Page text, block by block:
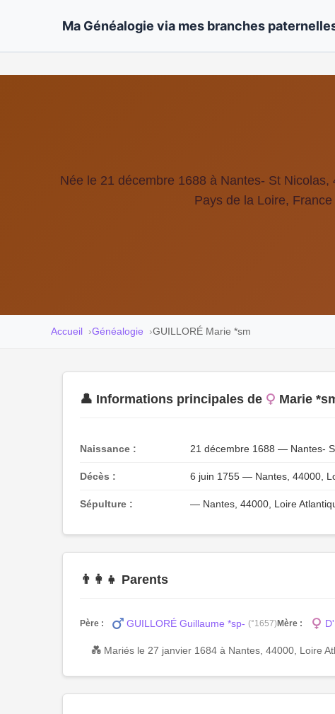
Ma Généalogie via mes branches
Née le 21 décembre 1688 à Nantes- St Nicolas,
Pays de la Loire, France
Accueil Généalogie GUILLORÉ Marie *sm
👤 Informations principales de Marie
Naissance : 21 décembre 1688 — Nantes-
Décès : 6 juin 1755 — Nantes, 44000,
Sépulture : — Nantes, 44000, Loire
👨‍👩‍👧 Parents
Père : GUILLORÉ Guillaume *sp- (°1657)Mère :
💑 Mariés le 27 janvier 1684 à Nantes, 44000, Loire